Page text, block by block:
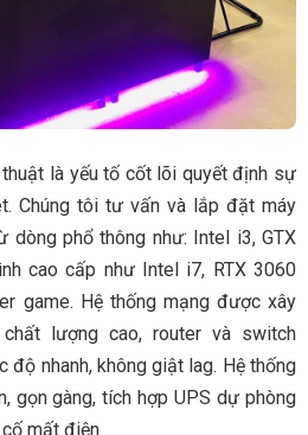
thuật là yếu tố cốt lõi quyết định sự
Chúng tôi tư vấn và lắp đặt máy
dòng phổ thông như: Intel i3, GTX
cao cấp như Intel i7, RTX 3060
game. Hệ thống mạng được xây
lượng cao, router và switch
độ nhanh, không giật lag. Hệ thống
gọn gàng, tích hợp UPS dự phòng
mất điện.